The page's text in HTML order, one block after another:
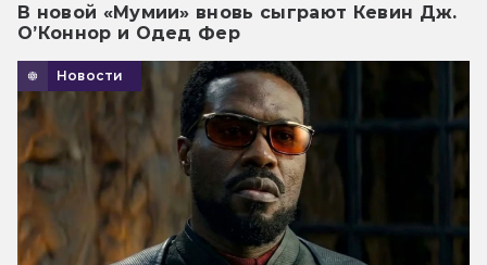
В новой «Мумии» вновь сыграют Кевин Дж.
О’Коннор и Одед Фер
Новости